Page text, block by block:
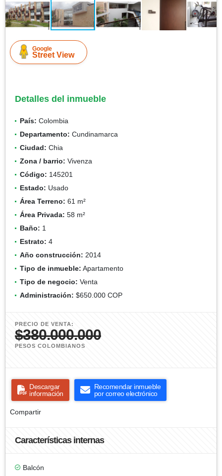
Google
Street View
Detalles del inmueble
País: Colombia
Departamento: Cundinamarca
Ciudad: Chia
Zona / barrio: Vivenza
Código: 145201
Estado: Usado
Área Terreno: 61 m²
Área Privada: 58 m²
Baño: 1
Estrato: 4
Año construcción: 2014
Tipo de inmueble: Apartamento
Tipo de negocio: Venta
Administración: $650.000 COP
PRECIO DE VENTA:
$380.000.000
PESOS COLOMBIANOS
Descargar
información
Recomendar inmueble
por correo electrónico
Compartir
Características internas
Balcón